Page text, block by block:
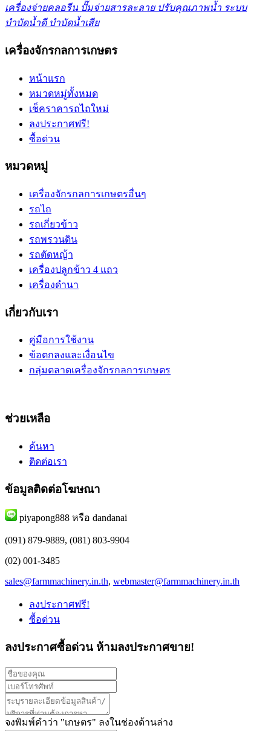
เครื่องจ่ายคลอรีน ปั๊มจ่ายสารละลาย ปรับคุณภาพน้ำ ระบบ
บำบัดน้ำดี บำบัดน้ำเสีย
เครื่องจักรกลการเกษตร
หน้าแรก
หมวดหมู่ทั้งหมด
เช็คราคารถไถใหม่
ลงประกาศฟรี!
ซื้อด่วน
หมวดหมู่
เครื่องจักรกลการเกษตรอื่นๆ
รถไถ
รถเกี่ยวข้าว
รถพรวนดิน
รถตัดหญ้า
เครื่องปลูกข้าว 4 แถว
เครื่องดำนา
เกี่ยวกับเรา
คู่มือการใช้งาน
ข้อตกลงและเงื่อนไข
กลุ่มตลาดเครื่องจักรกลการเกษตร
ช่วยเหลือ
ค้นหา
ติดต่อเรา
ข้อมูลติดต่อโฆษณา
piyapong888 หรือ dandanai
(091) 879-9889, (081) 803-9904
(02) 001-3485
sales@farmmachinery.in.th, webmaster@farmmachinery.in.th
ลงประกาศฟรี!
ซื้อด่วน
ลงประกาศซื้อด่วน ห้ามลงประกาศขาย!
จงพิมพ์คำว่า "เกษตร" ลงในช่องด้านล่าง